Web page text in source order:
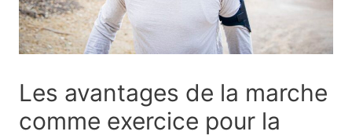
Les avantages de la marche
comme exercice pour la